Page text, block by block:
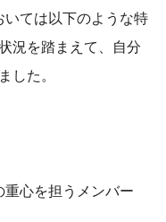
ては以下のような特
況を踏まえて、自分
した。
心を担うメンバー